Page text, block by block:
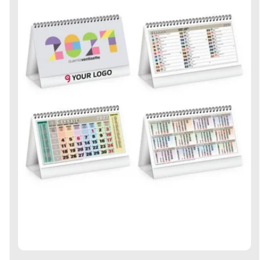
modernità.